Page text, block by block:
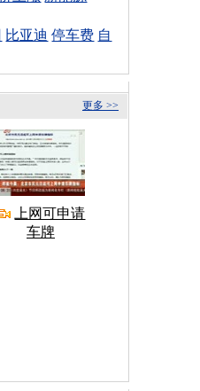
比亚迪 停车费 自
更多 >>
上网可申请
车牌